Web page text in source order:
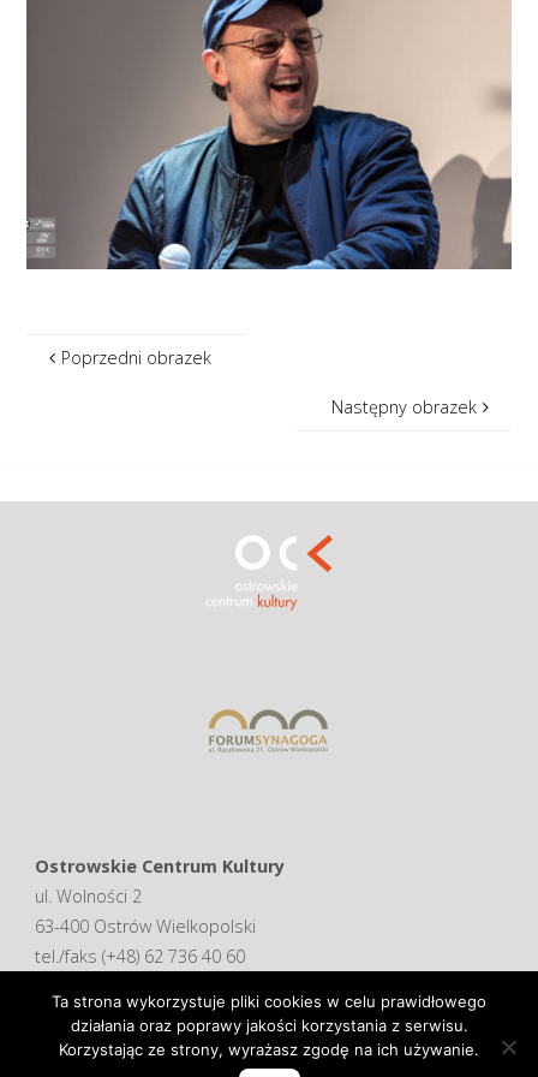
Poprzedni obrazek
Następny obrazek
Ostrowskie Centrum Kultury
ul. Wolności 2
63-400 Ostrów Wielkopolski
tel./faks (+48) 62 736 40 60
Deklaracja dostępności
Ta strona wykorzystuje pliki cookies w celu prawidłowego
działania oraz poprawy jakości korzystania z serwisu.
Korzystając ze strony, wyrażasz zgodę na ich używanie.